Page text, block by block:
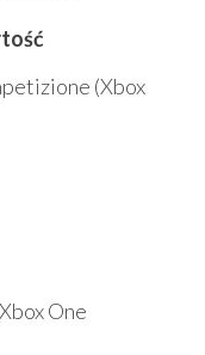
(Xbox
One